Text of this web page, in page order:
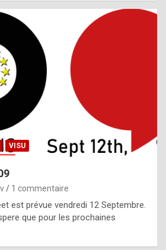
l
,
g
h
t
VISU
1 commentaire
est prévue vendredi 12 Septembre.
que pour les prochaines